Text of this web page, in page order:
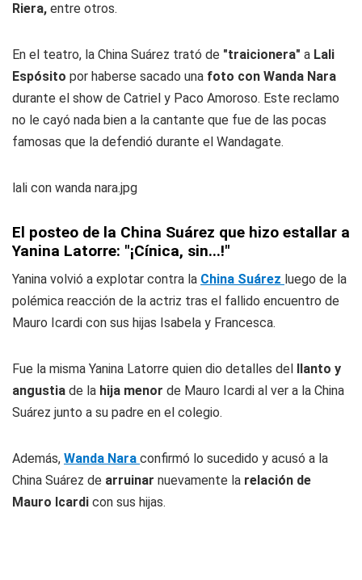
Riera, entre otros.
En el teatro, la China Suárez trató de "traicionera" a Lali
Espósito por haberse sacado una foto con Wanda Nara
durante el show de Catriel y Paco Amoroso. Este reclamo
no le cayó nada bien a la cantante que fue de las pocas
famosas que la defendió durante el Wandagate.
lali con wanda nara.jpg
El posteo de la China Suárez que hizo estallar a
Yanina Latorre: "¡Cínica, sin...!"
Yanina volvió a explotar contra la China Suárez luego de la
polémica reacción de la actriz tras el fallido encuentro de
Mauro Icardi con sus hijas Isabela y Francesca.
Fue la misma Yanina Latorre quien dio detalles del llanto y
angustia de la hija menor de Mauro Icardi al ver a la China
Suárez junto a su padre en el colegio.
Además, Wanda Nara confirmó lo sucedido y acusó a la
China Suárez de arruinar nuevamente la relación de
Mauro Icardi con sus hijas.